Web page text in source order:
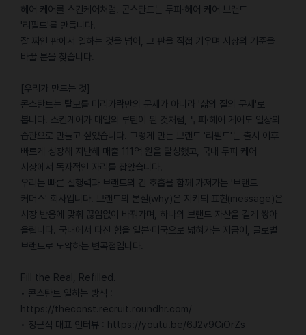
헤어 케어를 스킨케어처럼. 콘스탄트는 두피·헤어 케어 브랜드
'리필드'를 만듭니다.
잘 짜인 판에서 일하는 것을 넘어, 그 판을 직접 키우며 시장의 기준을
바꿀 분을 찾습니다.
[우리가 만드는 것]
콘스탄트는 탈모를 머리카락만의 문제가 아니라 '삶의 질의 문제'로
봅니다. 스킨케어가 매일의 루틴이 된 것처럼, 두피·헤어 케어도 일상의
습관으로 만들고 싶었습니다. 그렇게 만든 브랜드 '리필드'는 출시 이후
빠르게 성장해 지난해 매출 111억 원을 달성했고, 국내 두피 케어
시장에서 독자적인 자리를 잡았습니다.
우리는 빠른 실행력과 브랜드의 긴 호흡을 함께 가져가는 '브랜드
커머스' 회사입니다. 브랜드의 본질(why)은 지키되 표현(message)은
시장 반응에 맞춰 끊임없이 바꿔가며, 하나의 브랜드 자산을 길게 쌓아
올립니다. 국내에서 다진 힘을 일본·미국으로 넓혀가는 지금이, 글로벌
브랜드로 도약하는 변곡점입니다.
Fill the Real, Refilled.
• 콘스탄트 일하는 방식 :
https://theconst.recruit.roundhr.com/
• 정근식 대표 인터뷰 : https://youtu.be/6J2v9CiOrZs